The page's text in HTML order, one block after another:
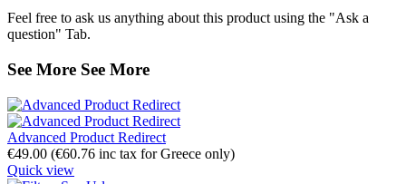
Feel free to ask us anything about this product using the "Ask a
question" Tab.
See More See More
Advanced Product Redirect
€49.00 (€60.76 inc tax for Greece only)
Quick view